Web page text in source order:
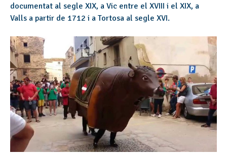
documentat al segle XIX, a Vic entre el XVIII i el XIX, a
Valls a partir de 1712 i a Tortosa al segle XVI.